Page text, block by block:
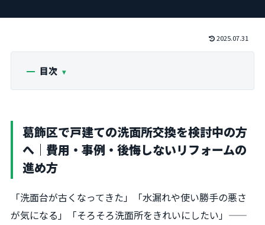
2025.07.31
目次
葛飾区で戸建ての洗面所交換を検討中の方
へ｜費用・事例・後悔しないリフォームの
進め方
「洗面台が古くなってきた」「水漏れや使い勝手の悪さ
が気になる」「そろそろ洗面所をきれいにしたい」——